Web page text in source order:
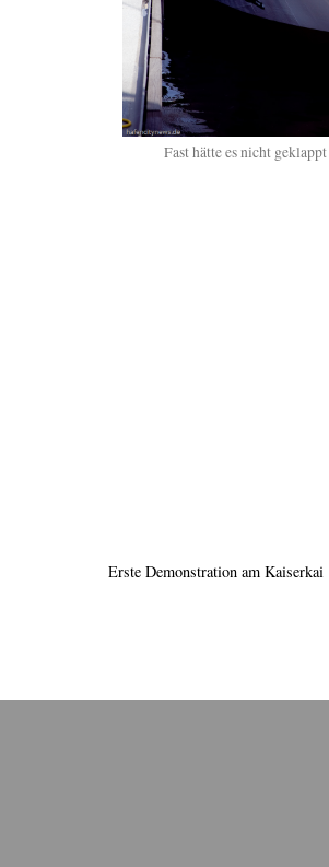
Fast hätte es nicht geklappt
Erste Demonstration am Kaiserkai